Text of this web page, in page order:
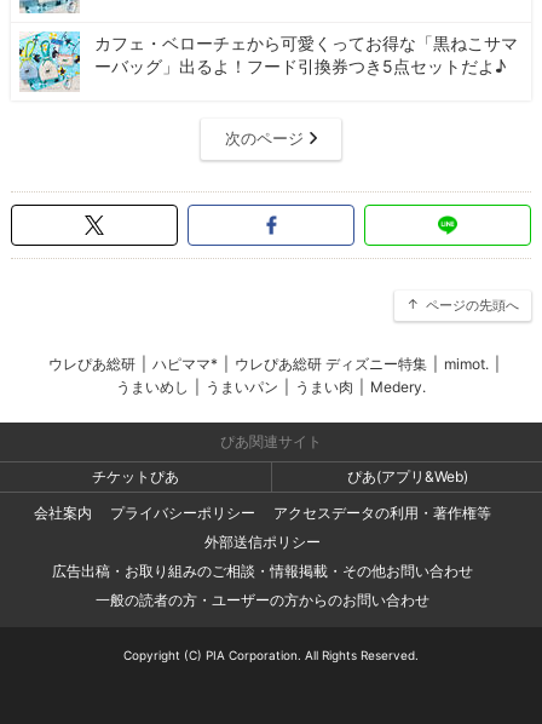
カフェ・ベローチェから可愛くってお得な「黒ねこサマ
ーバッグ」出るよ！フード引換券つき5点セットだよ♪
次のページ
ページの先頭へ
ウレぴあ総研 ハピママ* ウレぴあ総研 ディズニー特集 mimot.
うまいめし
うまいパン うまい肉 Medery.
ぴあ関連サイト
チケットぴあ
ぴあ(アプリ&Web)
会社案内
プライバシーポリシー
アクセスデータの利用・著作権等
外部送信ポリシー
広告出稿・お取り組みのご相談・情報掲載・その他お問い合わせ
一般の読者の方・ユーザーの方からのお問い合わせ
Copyright (C) PIA Corporation. All Rights Reserved.